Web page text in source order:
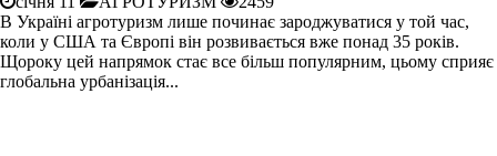
В Україні агротуризм лише починає зароджуватися у той час,
коли у США та Європі він розвивається вже понад 35 років.
Щороку цей напрямок стає все більш популярним, цьому сприяє
глобальна урбанізація...